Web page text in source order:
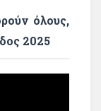
όλους,
2025